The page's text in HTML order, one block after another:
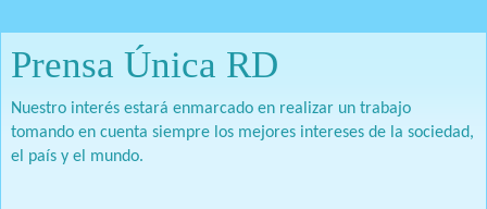
Prensa Única RD
Nuestro interés estará enmarcado en realizar un trabajo
tomando en cuenta siempre los mejores intereses de la sociedad,
el país y el mundo.